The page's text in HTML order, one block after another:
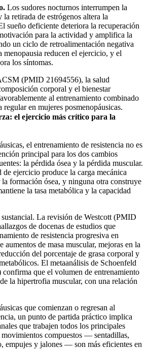
Los sudores nocturnos interrumpen la
retirada de estrógenos altera la
sueño deficiente deteriora la recuperación
para la actividad y amplifica la
un ciclo de retroalimentación negativa
menopausia reducen el ejercicio, y el
los síntomas.
(PMID 21694556), la salud
corporal y el bienestar
al entrenamiento combinado
regular en mujeres posmenopáusicas.
el ejercicio más crítico para la
el entrenamiento de resistencia no es
principal para los dos cambios
la pérdida ósea y la pérdida muscular.
ejercicio produce la carga mecánica
la formación ósea, y ninguna otra construye
la tasa metabólica y la capacidad
sustancial. La revisión de Westcott (PMID
de docenas de estudios que
de resistencia progresiva en
aumentos de masa muscular, mejoras en la
del porcentaje de grasa corporal y
El metaanálisis de Schoenfeld
que el volumen de entrenamiento
la hipertrofia muscular, con una relación
que comienzan o regresan al
un punto de partida práctico implica
que trabajen todos los principales
compuestos — sentadillas,
empujes y jalones — son más eficientes en